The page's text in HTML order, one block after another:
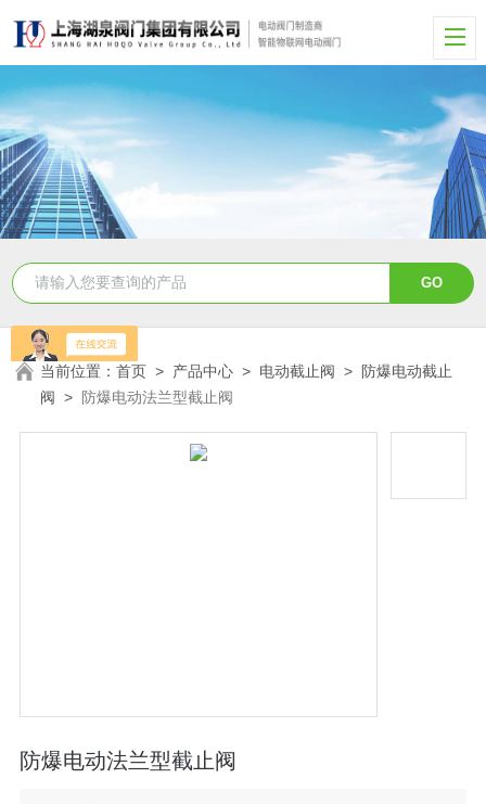
当前位置：首页 > 产品中心 > 电动截止阀 > 防爆电动截止
阀 > 防爆电动法兰型截止阀
防爆电动法兰型截止阀